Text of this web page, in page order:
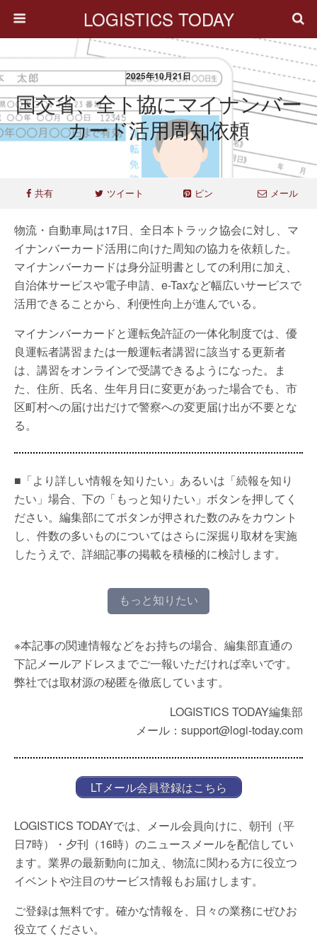
LOGISTICS TODAY
2025年10月21日
国交省、全ト協にマイナンバー
カード活用周知依頼
共有 ツイート ピン メール
物流・自動車局は17日、全日本トラック協会に対し、マ
イナンバーカード活用に向けた周知の協力を依頼した。
マイナンバーカードは身分証明書としての利用に加え、
自治体サービスや電子申請、e-Taxなど幅広いサービスで
活用できることから、利便性向上が進んでいる。
マイナンバーカードと運転免許証の一体化制度では、優
良運転者講習または一般運転者講習に該当する更新者
は、講習をオンラインで受講できるようになった。ま
た、住所、氏名、生年月日に変更があった場合でも、市
区町村への届け出だけで警察への変更届け出が不要とな
る。
■「より詳しい情報を知りたい」あるいは「続報を知り
たい」場合、下の「もっと知りたい」ボタンを押してく
ださい。編集部にてボタンが押された数のみをカウント
し、件数の多いものについてはさらに深掘り取材を実施
したうえで、詳細記事の掲載を積極的に検討します。
もっと知りたい
※本記事の関連情報などをお持ちの場合、編集部直通の
下記メールアドレスまでご一報いただければ幸いです。
弊社では取材源の秘匿を徹底しています。
LOGISTICS TODAY編集部
メール：support@logi-today.com
LTメール会員登録はこちら
LOGISTICS TODAYでは、メール会員向けに、朝刊（平
日7時）・夕刊（16時）のニュースメールを配信してい
ます。業界の最新動向に加え、物流に関わる方に役立つ
イベントや注目のサービス情報もお届けします。
ご登録は無料です。確かな情報を、日々の業務にぜひお
役立てください。